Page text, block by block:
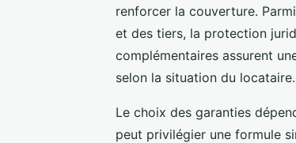
renforcer la couverture.
et des tiers, la protection
complémentaires assurent
selon la situation du locataire.
Le choix des garanties
peut privilégier une formule